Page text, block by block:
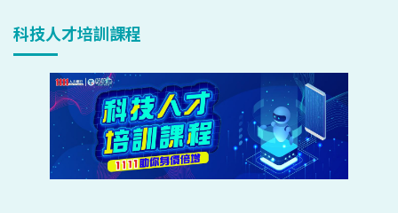
科技人才培訓課程